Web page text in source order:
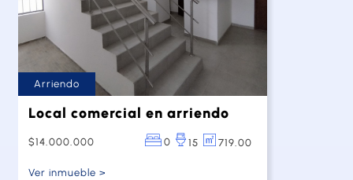
Arriendo
Local comercial en arriendo
$14.000.000 0 15 719.00
Ver inmueble >